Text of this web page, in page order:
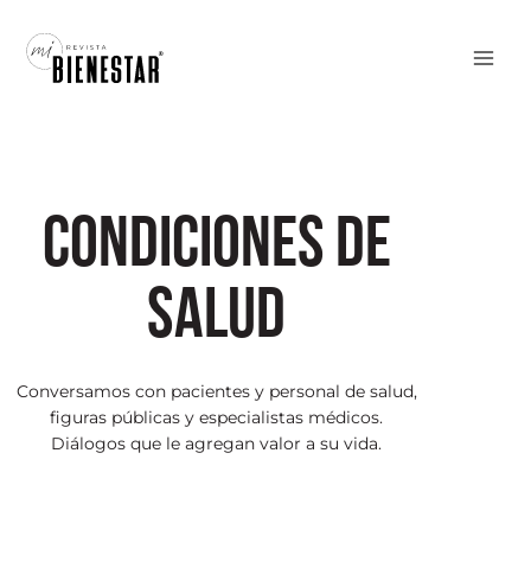
contenido
Condiciones de
salud
Conversamos con pacientes y personal de salud,
figuras públicas y especialistas médicos.
Diálogos que le agregan valor a su vida.